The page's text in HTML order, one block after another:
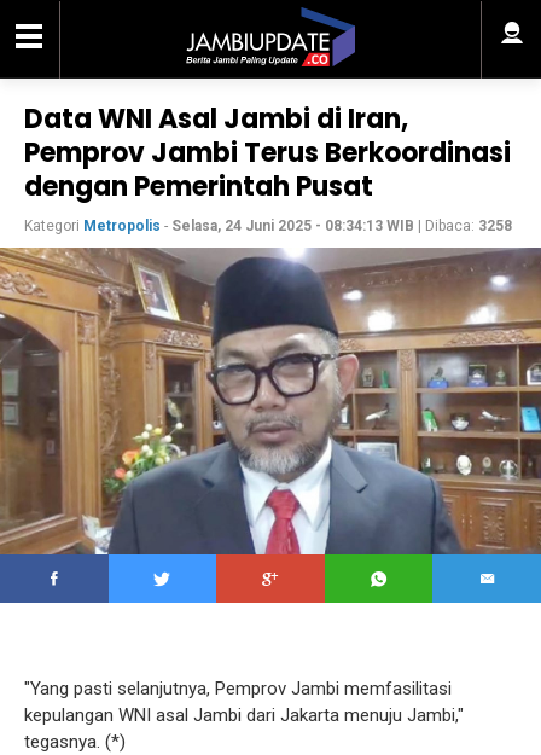
Data WNI Asal Jambi di Iran,
Pemprov Jambi Terus Berkoordinasi
dengan Pemerintah Pusat
Kategori Metropolis - Selasa, 24 Juni 2025 - 08:34:13 WIB | Dibaca: 3258
"Yang pasti selanjutnya, Pemprov Jambi memfasilitasi
kepulangan WNI asal Jambi dari Jakarta menuju Jambi,"
tegasnya. (*)